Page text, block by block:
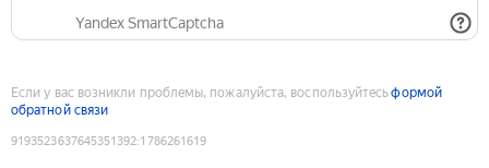
Yandex SmartCaptcha
Если у вас возникли проблемы, пожалуйста, воспользуйтесьформой
обратной связи
9193523637645351392:1786261619